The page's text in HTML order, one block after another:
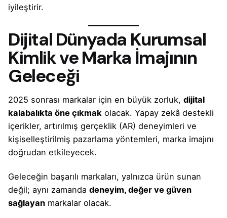
iyileştirir.
Dijital Dünyada Kurumsal
Kimlik ve Marka İmajının
Geleceği
2025 sonrası markalar için en büyük zorluk, dijital
kalabalıkta öne çıkmak olacak. Yapay zekâ destekli
içerikler, artırılmış gerçeklik (AR) deneyimleri ve
kişiselleştirilmiş pazarlama yöntemleri, marka imajını
doğrudan etkileyecek.
Geleceğin başarılı markaları, yalnızca ürün sunan
değil; aynı zamanda deneyim, değer ve güven
sağlayan markalar olacak.